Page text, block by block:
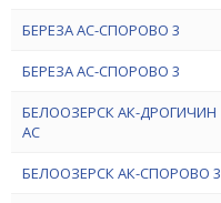
БЕРЕЗА АС-СПОРОВО 3
БЕРЕЗА АС-СПОРОВО 3
БЕЛООЗЕРСК АК-ДРОГИЧИН
АС
БЕЛООЗЕРСК АК-СПОРОВО 3